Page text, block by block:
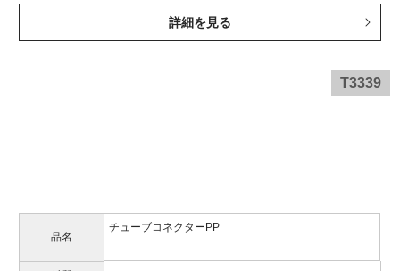
詳細を見る
T3339
品名
チューブコネクターPP